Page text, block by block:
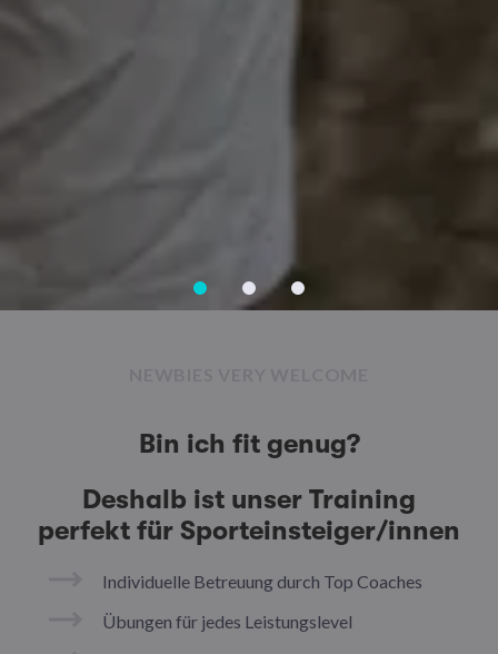
Bin ich fit genug?
Deshalb ist unser Training
perfekt für Sporteinsteiger/innen
Individuelle Betreuung durch Top Coaches
Übungen für jedes Leistungslevel